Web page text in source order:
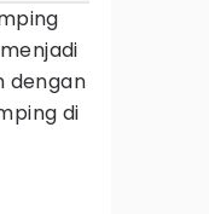
dengan
di